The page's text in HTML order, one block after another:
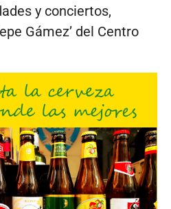
y conciertos,
Gámez’ del Centro